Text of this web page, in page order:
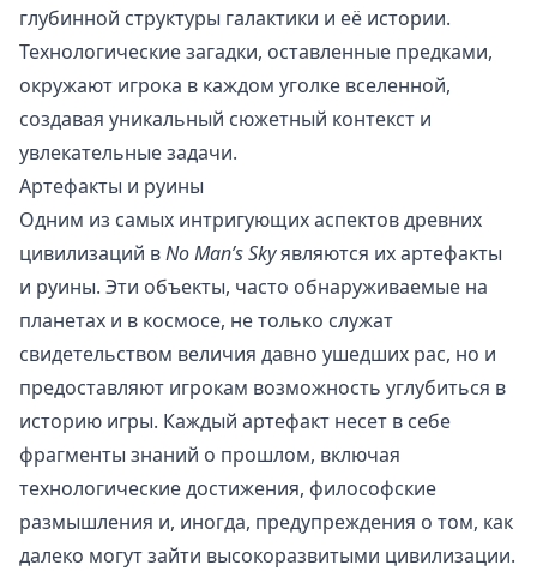
глубинной структуры галактики и её истории.
Технологические загадки, оставленные предками,
окружают игрока в каждом уголке вселенной,
создавая уникальный сюжетный контекст и
увлекательные задачи.
Артефакты и руины
Одним из самых интригующих аспектов древних
цивилизаций вNo Man’s Skyявляются их артефакты
и руины. Эти объекты, часто обнаруживаемые на
планетах и в космосе, не только служат
свидетельством величия давно ушедших рас, но и
предоставляют игрокам возможность углубиться в
историю игры. Каждый артефакт несет в себе
фрагменты знаний о прошлом, включая
технологические достижения, философские
размышления и, иногда, предупреждения о том, как
далеко могут зайти высокоразвитыми цивилизации.